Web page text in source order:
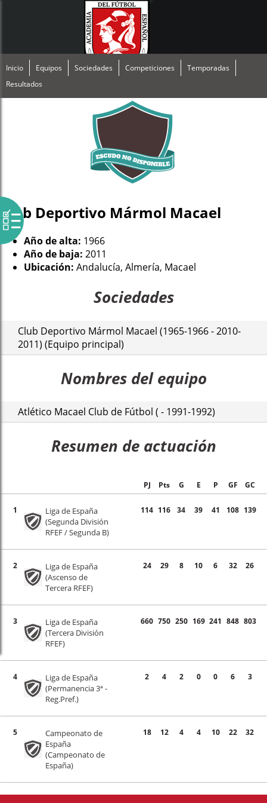
Inicio Equipos Sociedades Competiciones
Temporadas
Resultados
Club Deportivo Mármol Macael
Año de alta: 1966
Año de baja: 2011
Ubicación: Andalucía, Almería, Macael
Sociedades
Club Deportivo Mármol Macael (1965-1966 - 2010-
2011) (Equipo principal)
Nombres del equipo
Atlético Macael Club de Fútbol ( - 1991-1992)
Resumen de actuación
PJ Pts G E P GF GC
1
Liga de España
(Segunda División
RFEF / Segunda B)
114 116 34 39 41 108 139
2
Liga de España
(Ascenso de
Tercera RFEF)
24 29 8 10 6 32 26
3
Liga de España
(Tercera División
RFEF)
660 750 250 169 241 848 803
4
Liga de España
(Permanencia 3ª -
Reg.Pref.)
2 4 2 0 0 6 3
5
Campeonato de
España
(Campeonato de
España)
18 12 4 4 10 22 32